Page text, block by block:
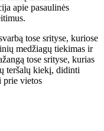
apie pasaulinės
tose srityse, kuriose
medžiagų tiekimas ir
tose srityse, kurias
teršalų kiekį, didinti
prie vietos